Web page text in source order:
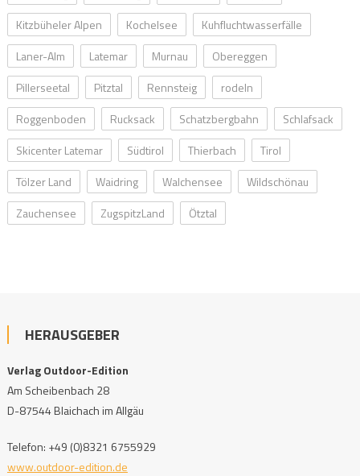
Kitzbüheler Alpen
Kochelsee
Kuhfluchtwasserfälle
Laner-Alm
Latemar Murnau
Obereggen
Pillerseetal
Pitztal Rennsteig
rodeln
Roggenboden
Rucksack Schatzbergbahn
Schlafsack
Skicenter Latemar
Südtirol Thierbach
Tirol
Tölzer Land
Waidring Walchensee
Wildschönau
Zauchensee
ZugspitzLand Ötztal
HERAUSGEBER
Verlag Outdoor-Edition
Am Scheibenbach 28
D-87544 Blaichach im Allgäu
Telefon: +49 (0)8321 6755929
www.outdoor-edition.de